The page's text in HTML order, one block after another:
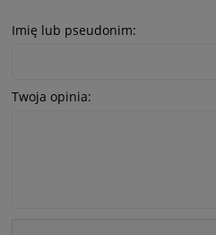
Imię lub pseudonim:
Twoja opinia: